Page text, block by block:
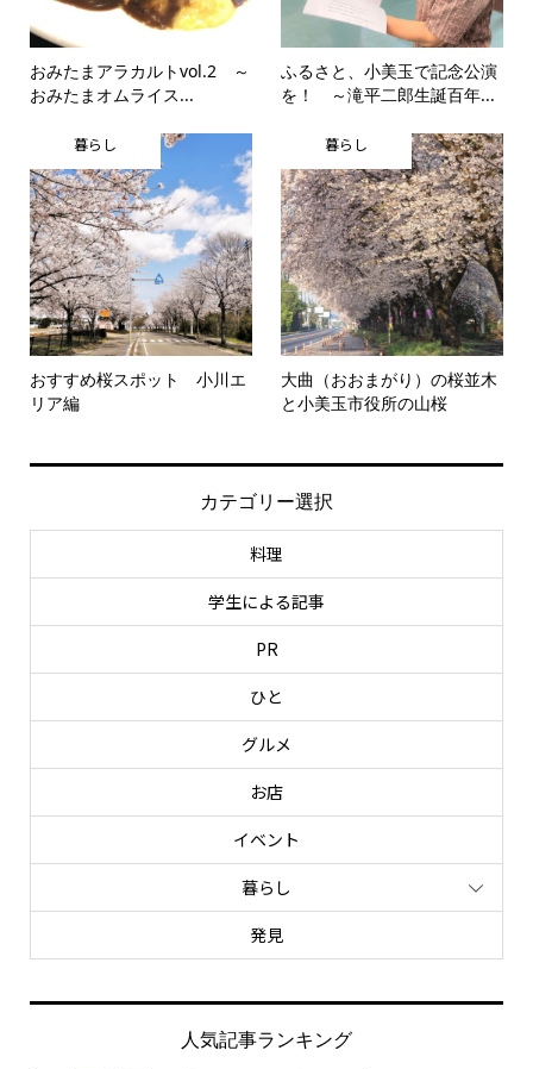
おみたまアラカルトvol.2 ～
おみたまオムライス...
ふるさと、小美玉で記念公演
を！ ～滝平二郎生誕百年...
暮らし
おすすめ桜スポット 小川エ
リア編
暮らし
大曲（おおまがり）の桜並木
と小美玉市役所の山桜
カテゴリー選択
料理
学生による記事
PR
ひと
グルメ
お店
イベント
暮らし
発見
人気記事ランキング